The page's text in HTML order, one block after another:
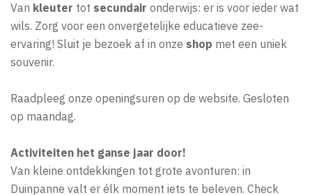
Van kleuter tot secundair onderwijs: er is voor ieder wat
wils. Zorg voor een onvergetelijke educatieve zee-
ervaring! Sluit je bezoek af in onze shop met een uniek
souvenir.
Raadpleeg onze openingsuren op de website. Gesloten
op maandag.
Activiteiten het ganse jaar door!
Van kleine ontdekkingen tot grote avonturen: in
Duinpanne valt er élk moment iets te beleven. Check